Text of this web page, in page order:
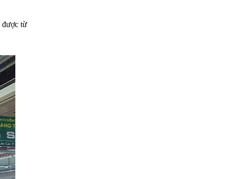
được từ